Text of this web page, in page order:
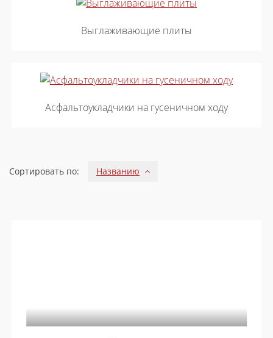
Выглаживающие плиты
Асфальтоукладчики на гусеничном ходу
Сортировать по: Названию